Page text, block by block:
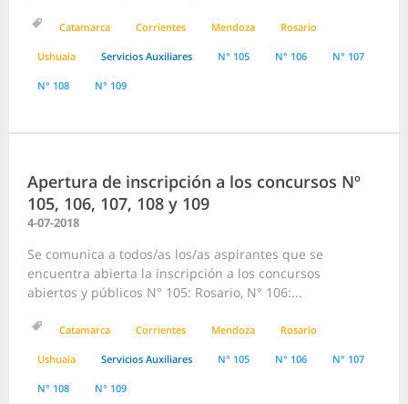
Catamarca Corrientes Mendoza Rosario
Ushuaia Servicios Auxiliares N° 105 N° 106 N° 107
N° 108 N° 109
Apertura de inscripción a los concursos Nº
105, 106, 107, 108 y 109
4-07-2018
Se comunica a todos/as los/as aspirantes que se
encuentra abierta la inscripción a los concursos
abiertos y públicos N° 105: Rosario, N° 106:...
Catamarca Corrientes Mendoza Rosario
Ushuaia Servicios Auxiliares N° 105 N° 106 N° 107
N° 108 N° 109